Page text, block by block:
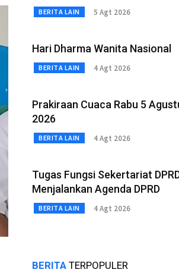
BERITA LAIN 5 Agt 2026
Hari Dharma Wanita Nasional
BERITA LAIN 4 Agt 2026
Prakiraan Cuaca Rabu 5
2026
BERITA LAIN 4 Agt 2026
Tugas Fungsi Sekertariat
Menjalankan Agenda DPRD
BERITA LAIN 4 Agt 2026
BERITA TERPOPULER